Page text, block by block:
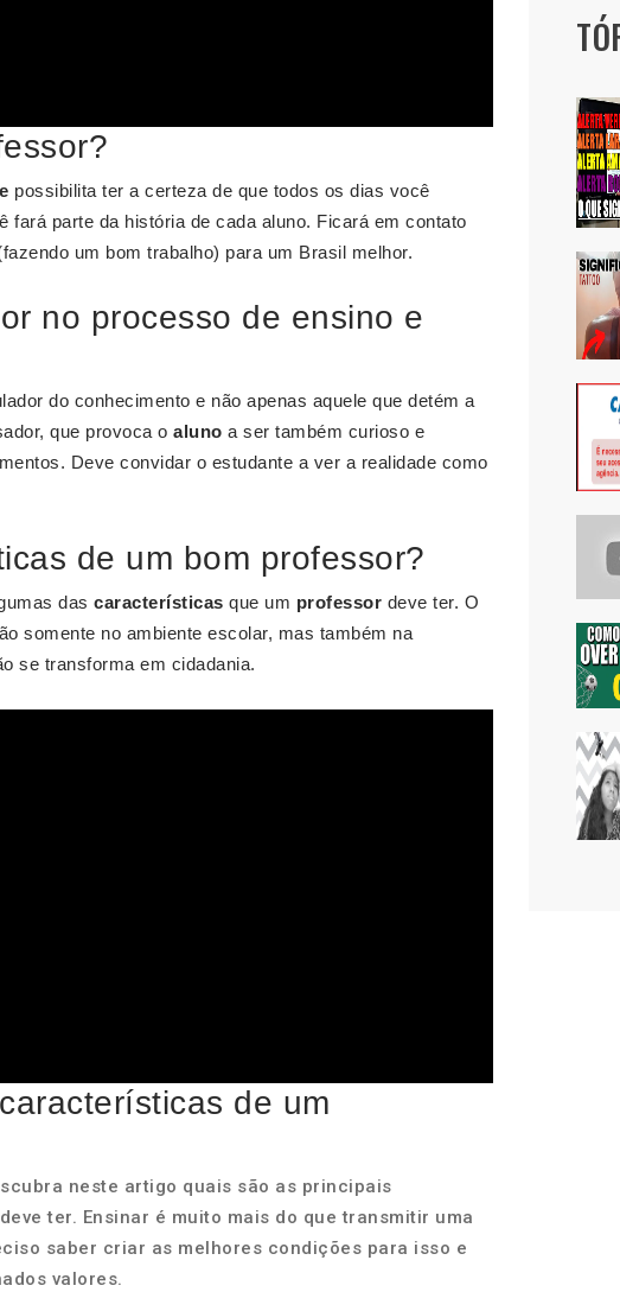
possibilita ter a certeza de que todos os dias você
fará parte da história de cada aluno. Ficará em contato
um bom trabalho) para um Brasil melhor.
no processo de ensino e
do conhecimento e não apenas aquele que detém a
que provoca o aluno a ser também curioso e
Deve convidar o estudante a ver a realidade como
de um bom professor?
das características que um professor deve ter. O
somente no ambiente escolar, mas também na
se transforma em cidadania.
de um
neste artigo quais são as principais
ter. Ensinar é muito mais do que transmitir uma
saber criar as melhores condições para isso e
valores.